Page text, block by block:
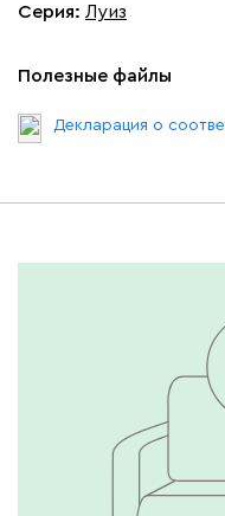
Серия: Луиз
Полезные файлы
Декларация о